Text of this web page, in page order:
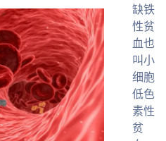
缺铁
性贫
血也
叫小
细胞
低色
素性
贫